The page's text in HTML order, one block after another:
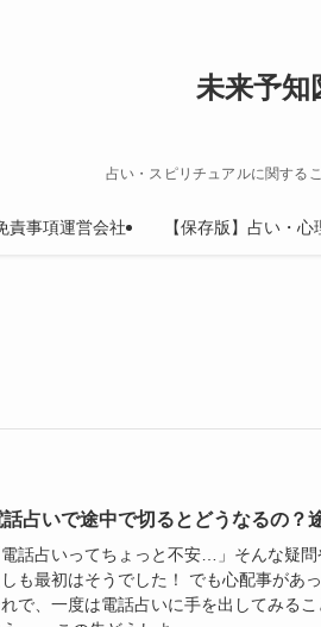
未来予知
占い・スピリチュアルに関する
責事項運営会社 【保存版】占い・
話占いで途中で切るとどうなるの？
電話占いってちょっと不安…」そんな疑
も最初はそうでした！ でも心配事があ
で、一度は電話占いに手を出してみる